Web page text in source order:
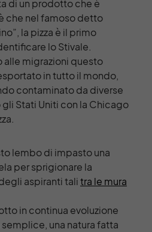
di un prodotto che è
che nel famoso detto
la pizza è il primo
lo Stivale.
alle migrazioni questo
in tutto il mondo,
contaminato da diverse
Stati Uniti con la Chicago
lembo di impasto una
per sprigionare la
aspiranti talitra le mura
in continua evoluzione
una natura fatta